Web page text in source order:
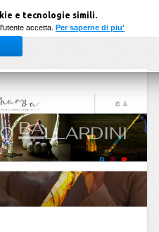
e tecnologie simili.
accetta. Per saperne di piu'